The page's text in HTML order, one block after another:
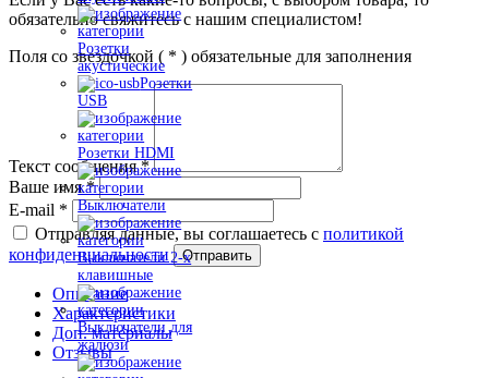
Розетки
акустические
Розетки
USB
Розетки HDMI
Выключатели
Выключатели 2-х
клавишные
Выключатели для
жалюзи
обязательно свяжитесь с нашим специалистом!
Поля со звездочкой ( * ) обязательные для заполнения
Текст сообщения*
Ваше имя*
E-mail *
Отправляя данные, вы соглашаетесь с политикой
конфиденциальности
Отправить
Описание
Характеристики
Доп. материалы
Отзывы